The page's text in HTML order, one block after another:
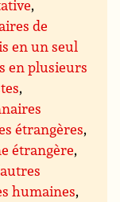
,
de
en un seul
en plusieurs
,
étrangères,
étrangère,
humaines,